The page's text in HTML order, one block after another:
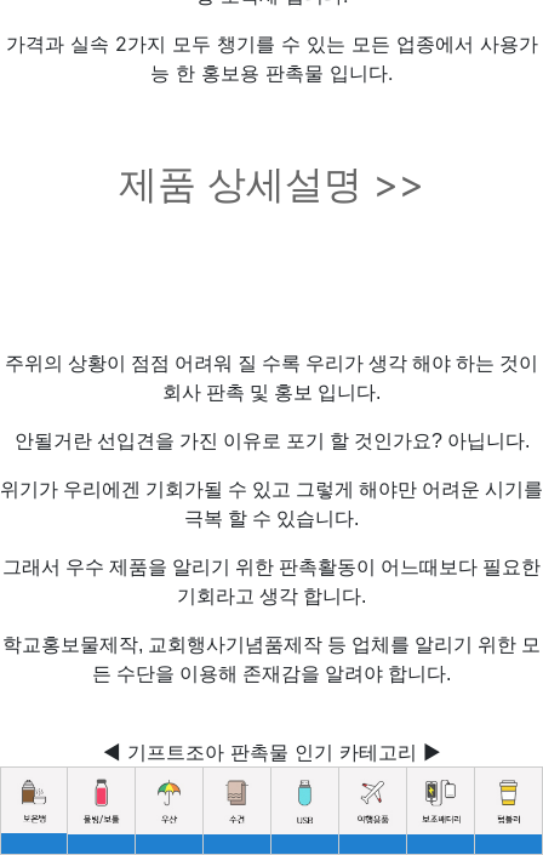
가격과 실속 2가지 모두 챙기를 수 있는 모든 업종에서 사용가
능 한 홍보용 판촉물 입니다.
제품 상세설명 >>
주위의 상황이 점점 어려워 질 수록 우리가 생각 해야 하는 것이
회사 판촉 및 홍보 입니다.
안될거란 선입견을 가진 이유로 포기 할 것인가요? 아닙니다.
위기가 우리에겐 기회가될 수 있고 그렇게 해야만 어려운 시기를
극복 할 수 있습니다.
그래서 우수 제품을 알리기 위한 판촉활동이 어느때보다 필요한
기회라고 생각 합니다.
학교홍보물제작, 교회행사기념품제작 등 업체를 알리기 위한 모
든 수단을 이용해 존재감을 알려야 합니다.
◀ 기프트조아 판촉물 인기 카테고리 ▶